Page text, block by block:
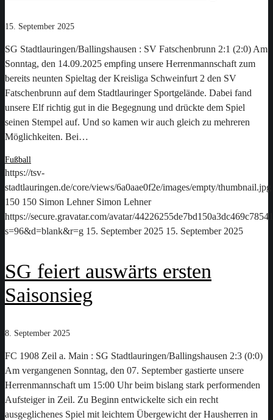
15. September 2025
SG Stadtlauringen/Ballingshausen : SV Fatschenbrunn 2:1 (2:0) Am
Sonntag, den 14.09.2025 empfing unsere Herrenmannschaft zum
bereits neunten Spieltag der Kreisliga Schweinfurt 2 den SV
Fatschenbrunn auf dem Stadtlauringer Sportgelände. Dabei fand
unsere Elf richtig gut in die Begegnung und drückte dem Spiel
seinen Stempel auf. Und so kamen wir auch gleich zu mehreren
Möglichkeiten. Bei…
Fußball
https://tsv-
stadtlauringen.de/core/views/6a0aae0f2e/images/empty/thumbnail.jpg
150 150 Simon Lehner Simon Lehner
https://secure.gravatar.com/avatar/
s=96&d=blank&r=g 15. September 2025 15. September 2025
SG feiert auswärts ersten
Saisonsieg
8. September 2025
FC 1908 Zeil a. Main : SG Stadtlauringen/Ballingshausen 2:3 (0:0)
Am vergangenen Sonntag, den 07. September gastierte unsere
Herrenmannschaft um 15:00 Uhr beim bislang stark performenden
Aufsteiger in Zeil. Zu Beginn entwickelte sich ein recht
ausgeglichenes Spiel mit leichtem Übergewicht der Hausherren in